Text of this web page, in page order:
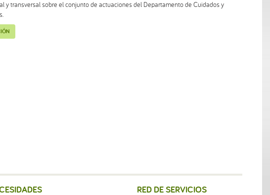
y transversal sobre el conjunto de actuaciones del Departamento de Cuidados y
RED DE SERVICIOS